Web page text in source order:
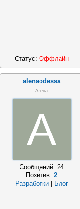
Статус: Оффлайн
alenaodessa
Алена
A
Сообщений: 24
Позитив:2
Разработки
Блог